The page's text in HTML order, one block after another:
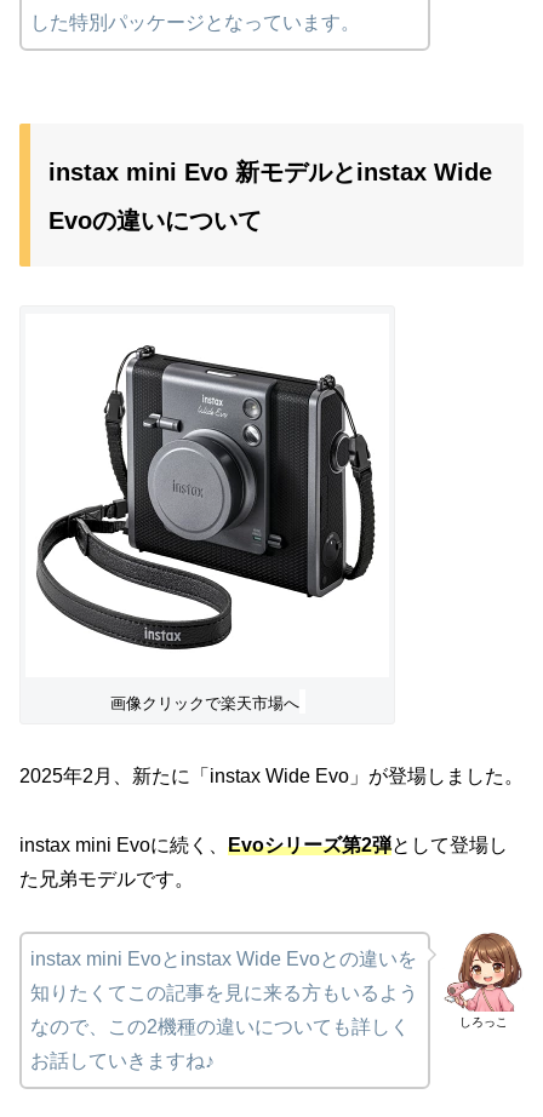
した特別パッケージとなっています。
instax mini Evo 新モデルとinstax Wide
Evoの違いについて
画像クリックで楽天市場へ
2025年2月、新たに「instax Wide Evo」が登場しました。
instax mini Evoに続く、 Evoシリーズ第2弾として登場し
た兄弟モデルです。
しろっこ
instax mini Evoとinstax Wide Evoとの違いを
知りたくてこの記事を見に来る方もいるよう
なので、この2機種の違いについても詳しく
お話していきますね♪